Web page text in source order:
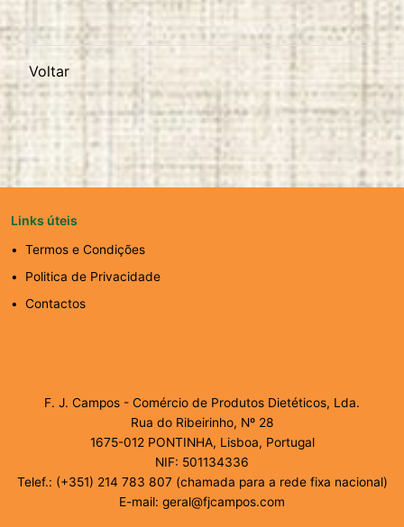
Voltar
Links úteis
Termos e Condições
Politica de Privacidade
Contactos
F. J. Campos - Comércio de Produtos Dietéticos, Lda.
Rua do Ribeirinho, Nº 28
1675-012 PONTINHA, Lisboa, Portugal
NIF: 501134336
Telef.: (+351) 214 783 807 (chamada para a rede fixa nacional)
E-mail: geral@fjcampos.com